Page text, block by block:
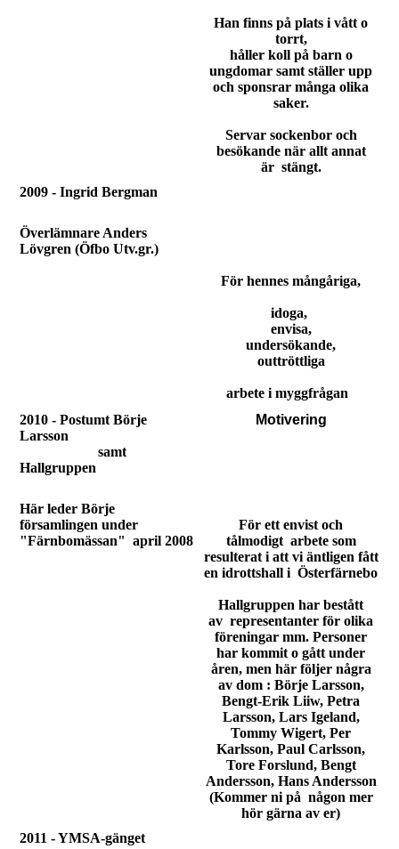
Han finns på plats i vått o
torrt,
håller koll på barn o
ungdomar samt ställer upp
och sponsrar många olika
saker.
Servar sockenbor och
besökande när allt annat
är stängt.
2009 - Ingrid Bergman
Överlämnare Anders
Lövgren (Öfbo Utv.gr.)
För hennes mångåriga,
idoga,
envisa,
undersökande,
outtröttliga
arbete i myggfrågan
2010 - Postumt Börje
Larsson
samt
Hallgruppen
Motivering
Här leder Börje
församlingen under
"Färnbomässan" april 2008
För ett envist och
tålmodigt arbete som
resulterat i att vi äntligen fått
en idrottshall i Österfärnebo
Hallgruppen har bestått
av representanter för olika
föreningar mm. Personer
har kommit o gått under
åren, men här följer några
av dom : Börje Larsson,
Bengt-Erik Liiw, Petra
Larsson, Lars Igeland,
Tommy Wigert, Per
Karlsson, Paul Carlsson,
Tore Forslund, Bengt
Andersson, Hans Andersson
(Kommer ni på någon mer
hör gärna av er)
2011 - YMSA-gänget